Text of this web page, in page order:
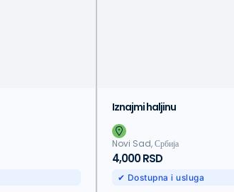
Iznajmi haljinu
Novi Sad, Србија
4,000 RSD
✔ Dostupna i usluga